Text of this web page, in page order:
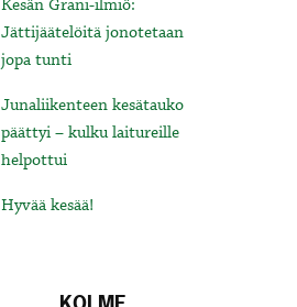
Kesän Grani-ilmiö:
Jättijäätelöitä jonotetaan
jopa tunti
Junaliikenteen kesätauko
päättyi – kulku laitureille
helpottui
Hyvää kesää!